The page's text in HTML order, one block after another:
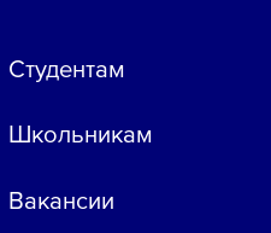
Студентам
Школьникам
Вакансии